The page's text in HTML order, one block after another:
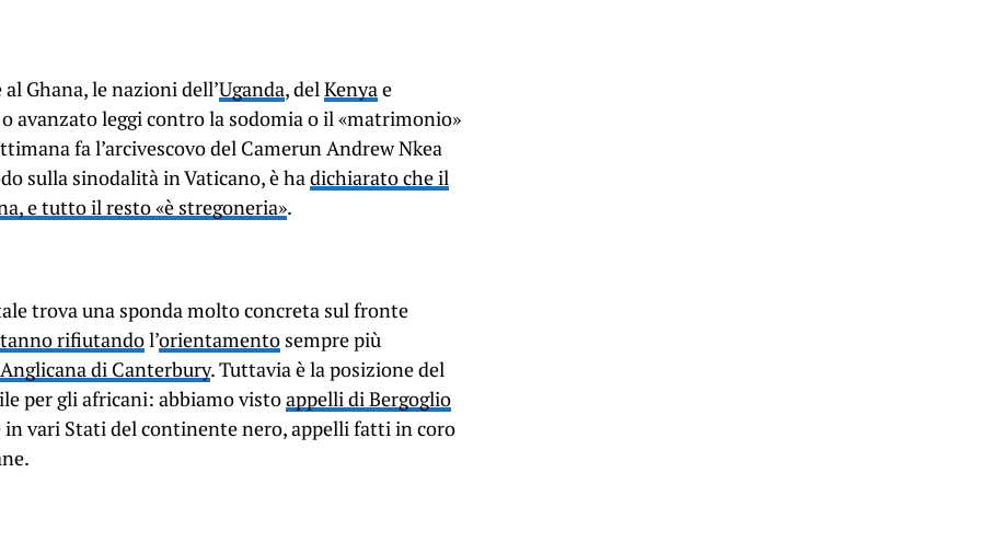
Ghana, le nazioni dell’Uganda, delKenyae
avanzato leggi contro la sodomia o il «matrimonio»
fa l’arcivescovo del Camerun Andrew Nkea
sulla sinodalità in Vaticano, è hadichiarato che il
e tutto il resto «è stregoneria».
trova una sponda molto concreta sul fronte
rifiutandol’orientamento sempre più
di Canterbury. Tuttavia è la posizione del
per gli africani: abbiamo vistoappelli di Bergoglio
vari Stati del continente nero, appelli fatti in coro